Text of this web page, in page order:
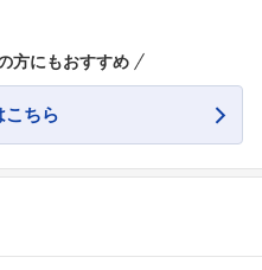
方にもおすすめ
こちら